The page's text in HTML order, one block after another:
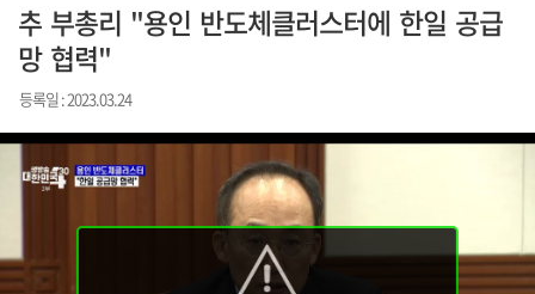
추 부총리 "용인 반도체클러스터에 한일 공급
망 협력"
등록일 : 2023.03.24